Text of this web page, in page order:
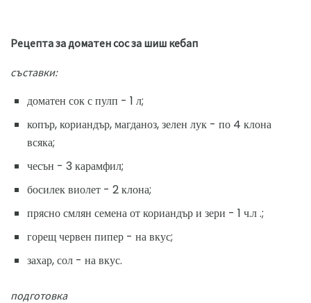
Рецепта за доматен сос за шиш кебап
съставки:
доматен сок с пулп - 1 л;
копър, кориандър, магданоз, зелен лук - по 4 клона
всяка;
чесън - 3 карамфил;
босилек виолет - 2 клона;
прясно смлян семена от кориандър и зери - 1 ч.л .;
горещ червен пипер - на вкус;
захар, сол - на вкус.
подготовка